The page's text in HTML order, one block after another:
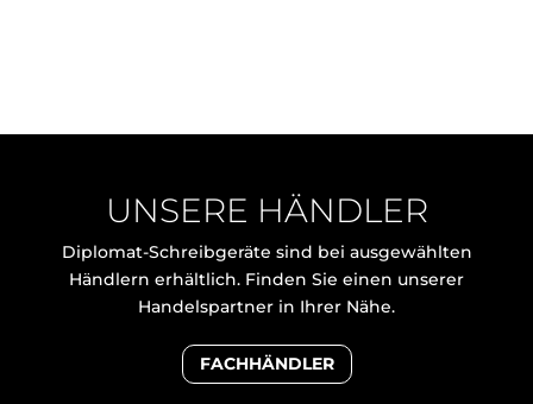
UNSERE HÄNDLER
Diplomat-Schreibgeräte sind bei ausgewählten
Händlern erhältlich. Finden Sie einen unserer
Handelspartner in Ihrer Nähe.
FACHHÄNDLER